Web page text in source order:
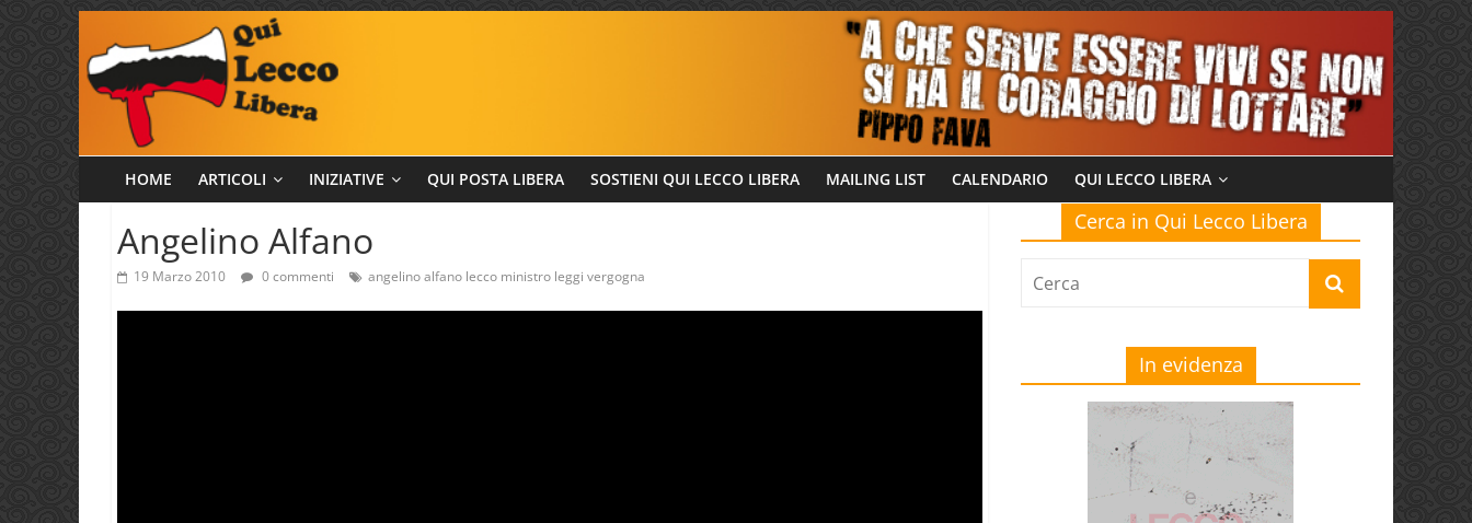
al
contenuto
Qui
Lecco
Libera
HOME ARTICOLI INIZIATIVE QUI POSTA LIBERA SOSTIENI QUI LECCO LIBERA MAILING LIST CALENDARIO QUI LECCO LIBERA
Angelino Alfano
19 Marzo 2010 0 commenti angelino alfano lecco ministro leggi vergogna
Cerca in Qui Lecco Libera
In evidenza